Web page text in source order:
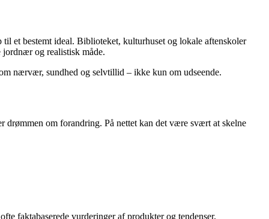
et bestemt ideal. Biblioteket, kulturhuset og lokale aftenskoler
jordnær og realistisk måde.
nærvær, sundhed og selvtillid – ikke kun om udseende.
drømmen om forandring. På nettet kan det være svært at skelne
faktabaserede vurderinger af produkter og tendenser.